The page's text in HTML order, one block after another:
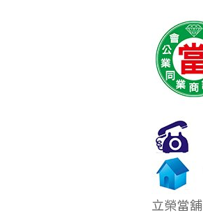
立榮當舖